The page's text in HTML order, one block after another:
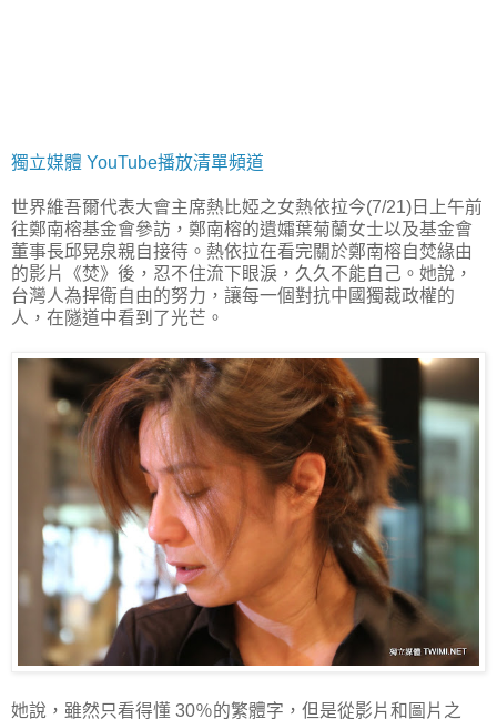
獨立媒體 YouTube播放清單頻道
世界維吾爾代表大會主席熱比婭之女熱依拉今(7/21)日上午前
往鄭南榕基金會參訪，鄭南榕的遺孀葉菊蘭女士以及基金會
董事長邱晃泉親自接待。熱依拉在看完關於鄭南榕自焚緣由
的影片《焚》後，忍不住流下眼淚，久久不能自己。她說，
台灣人為捍衛自由的努力，讓每一個對抗中國獨裁政權的
人，在隧道中看到了光芒。
她說，雖然只看得懂 30％的繁體字，但是從影片和圖片之